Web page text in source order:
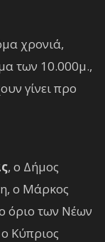
χρονιά,
των 10.000μ.,
γίνει προ
, ο Δήμος
ο Μάρκος
όριο των Νέων
Κύπριος